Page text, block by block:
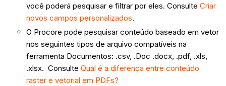
você poderá pesquisar e filtrar por eles. ConsulteCriar
novos campos personalizados.
O Procore pode pesquisar conteúdo baseado em vetor
nos seguintes tipos de arquivo compatíveis na
ferramenta Documentos: .csv, .Doc .docx, .pdf, .xls,
.xlsx. ConsulteQual é a diferença entre conteúdo
raster e vetorial em PDFs?